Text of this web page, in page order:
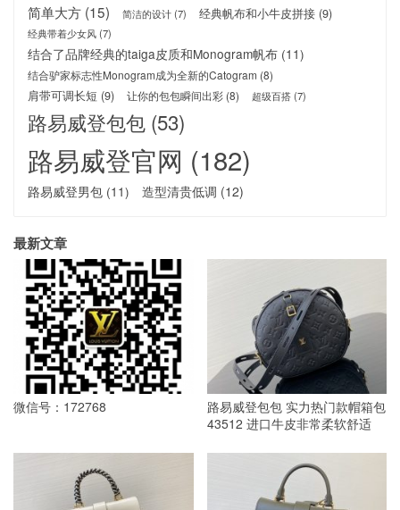
简单大方 (15) 简洁的设计(7) 经典帆布和小牛皮拼接 (9)
经典带着少女风(7)
结合了品牌经典的taiga皮质和Monogram帆布 (11)
结合驴家标志性Monogram成为全新的Catogram (8)
肩带可调长短 (9) 让你的包包瞬间出彩 (8) 超级百搭(7)
路易威登包包 (53)
路易威登官网 (182)
路易威登男包 (11) 造型清贵低调 (12)
最新文章
微信号：172768
路易威登包包 实力热门款帽箱包
43512 进口牛皮非常柔软舒适